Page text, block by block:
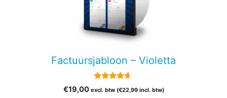
Factuursjabloon – Violetta
4.50
van 5
€19,00 excl. btw (€22,99incl. btw)